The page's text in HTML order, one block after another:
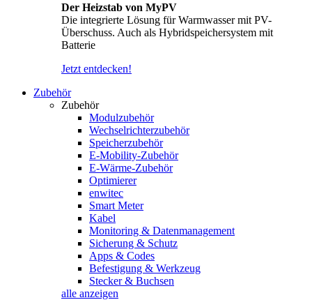
Der Heizstab von MyPV
Die integrierte Lösung für Warmwasser mit PV-
Überschuss. Auch als Hybridspeichersystem mit
Batterie
Jetzt entdecken!
Zubehör
Zubehör
Modulzubehör
Wechselrichterzubehör
Speicherzubehör
E-Mobility-Zubehör
E-Wärme-Zubehör
Optimierer
enwitec
Smart Meter
Kabel
Monitoring & Datenmanagement
Sicherung & Schutz
Apps & Codes
Befestigung & Werkzeug
Stecker & Buchsen
alle anzeigen